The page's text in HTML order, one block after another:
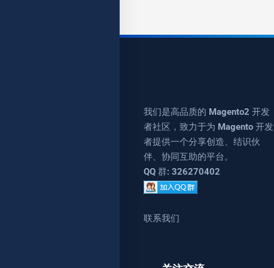
我们是高品质的 Magento2 开发
者社区，致力于为 Magento 开发
者提供一个分享创造、结识伙
伴、协同互助的平台。
QQ 群: 326270402
联系我们